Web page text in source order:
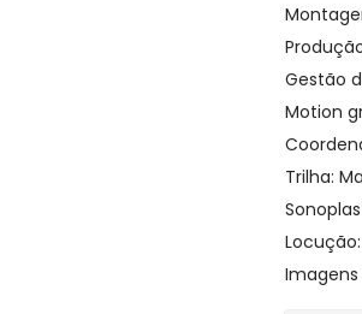
Gestão
Motion
Trilha:
Imagens